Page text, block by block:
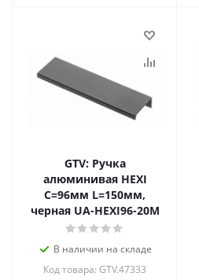
GTV: Ручка
алюминивая HEXI
C=96мм L=150мм,
черная UA-HEXI96-20M
В наличии на складе
Код товара: GTV.47333